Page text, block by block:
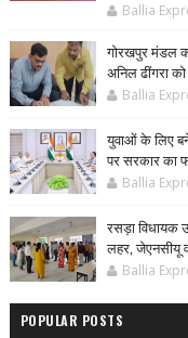
Ballia
गोरखपुर मंडल
अनिल ढींगरा को
Ballia
युवाओं के लिए
पर सरकार का
Ballia
रसड़ा विधायक
लहर, जेएनसीयू
Ballia
POPULAR POSTS